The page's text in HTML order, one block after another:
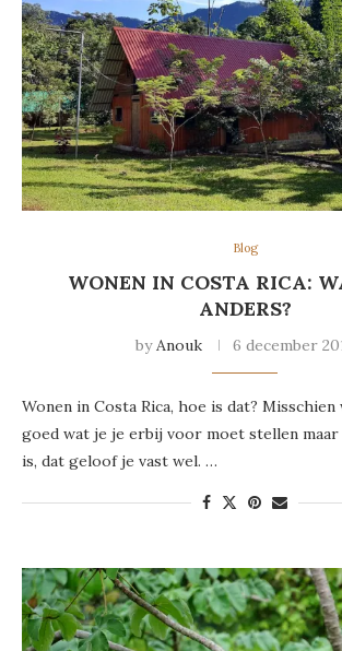
Blog
WONEN IN COSTA RICA:
ANDERS?
byAnouk 6 december
Wonen in Costa Rica, hoe is dat?
goed wat je je erbij voor moet stellen maar
is, dat geloof je vast wel. …